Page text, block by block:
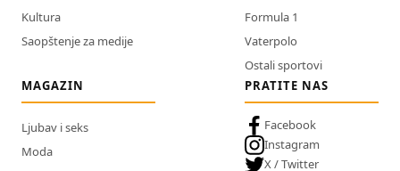
Kultura
Saopštenje za medije
Formula 1
Vaterpolo
Ostali sportovi
MAGAZIN
Ljubav i seks
Moda
PRATITE NAS
Facebook
Instagram
X / Twitter